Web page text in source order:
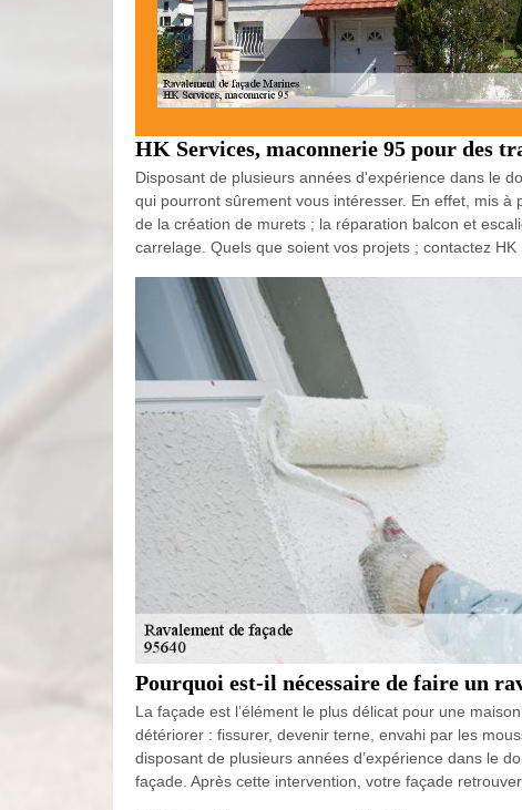
HK Services, maconnerie 95 pour des
Disposant de plusieurs années d'expérience dans le
qui pourront sûrement vous intéresser. En effet, mis à
de la création de murets ; la réparation balcon et
carrelage. Quels que soient vos projets ; contactez HK
Pourquoi est-il nécessaire de faire un
La façade est l’élément le plus délicat pour une
détériorer : fissurer, devenir terne, envahi par les
disposant de plusieurs années d’expérience dans le
façade. Après cette intervention, votre façade